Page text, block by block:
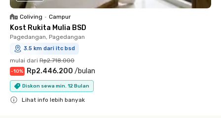
Coliving • Campur
Kost Rukita Mulia BSD
Pagedangan, Pagedangan
3.5 km dari itc bsd
mulai dari Rp2.718.000
-10% Rp2.446.200 /bulan
Diskon sewa min. 12 Bulan
Lihat info lebih banyak